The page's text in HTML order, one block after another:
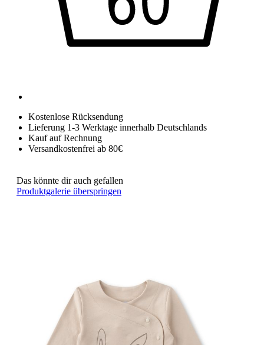
Kostenlose Rücksendung
Lieferung 1-3 Werktage innerhalb Deutschlands
Kauf auf Rechnung
Versandkostenfrei ab 80€
Das könnte dir auch gefallen
Produktgalerie überspringen